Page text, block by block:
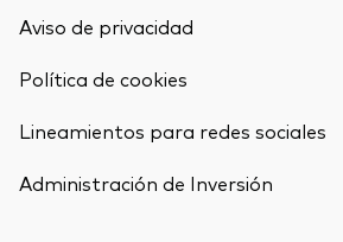
Aviso de privacidad
Política de cookies
Lineamientos para redes sociales
Administración de Inversión